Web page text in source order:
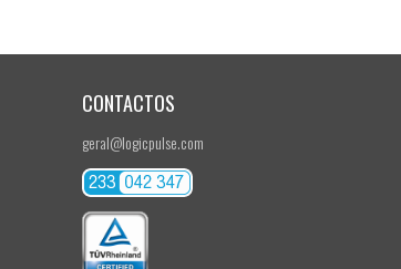
CONTACTOS
geral@logicpulse.com